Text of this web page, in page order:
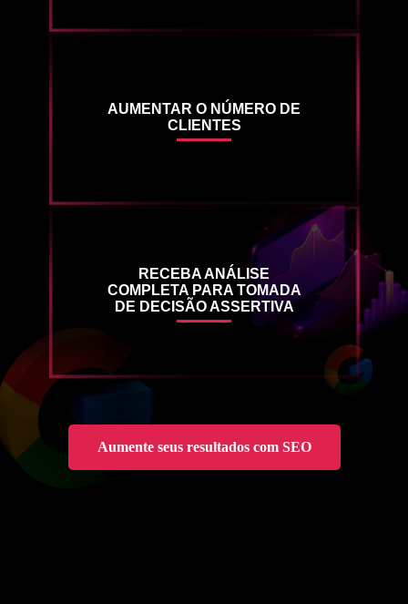
AUMENTAR O NÚMERO DE
CLIENTES
RECEBA ANÁLISE
COMPLETA PARA TOMADA
DE DECISÃO ASSERTIVA
Aumente seus resultados com SEO